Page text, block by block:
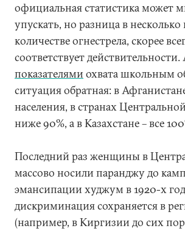
официальная статистика может
упускать, но разница в
количестве огнестрела, скорее
соответствует действительности.
показателямиохвата школьным
ситуация обратная: в
населения, в странах
ниже 90%, а в Казахстане – все
Последний раз женщины в
массово носили паранджу до
эмансипации худжум в 1920-х
дискриминация сохраняется в
(например, в Киргизии до сих пор